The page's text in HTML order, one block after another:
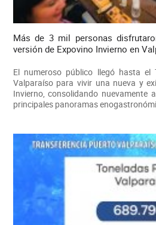
Más de 3 mil personas
versión de Expovino Invierno en
El numeroso público llegó hasta el
Valparaíso para vivir una nueva y
Invierno, consolidando nuevamente
principales panoramas